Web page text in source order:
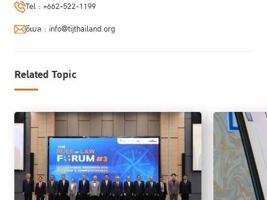
เชื่อว่า เป็นแนวทางที่จะช่วยให้เกิดความโปร่งใสขึ้นได้ในระยะ
นอกจากการทำงานด้านวิชาการ TIJ และ WJP ยังร่วมกันจัดเวที Rule of
นโยบายของรัฐ บุคลากรจากหน่วยงานรัฐ ภาคเอกชน นักวิชาการ สื่อมวลชน
ไปจนถึงประชาชนทั่วไปได้ร่วมแลกเปลี่ยนและเรียนรู้ว่า “หลักนิติธรรมเป็น
เรื่องของทุกคน”โดยในเวที Rule of Law Forum ครั้งที่ 3 ซึ่งจัดขึ้นเมื่อวันที่
8 ตุลาคม 2025 ได้รับเกียรติจากนายอนุทิน ชาญวีระกูล นายกรัฐมนตรี มา
ร่วมกล่าวปาฐกถาพิเศษเพื่อแสดงเจตจำนงค์ของรัฐบาลไทยที่จะสนับสนุนให้
เกิดกระบวนการต่าง ๆ ของภาครัฐในการยกระดับหลักนิติธรรมด้วย
Tel : +662-522-1199
อีเมล : info@tijthailand.org
Related Topic